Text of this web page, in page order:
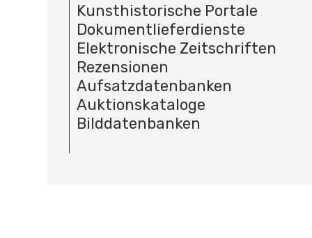
Kunsthistorische Portale
Dokumentlieferdienste
Elektronische Zeitschriften
Rezensionen
Aufsatzdatenbanken
Auktionskataloge
Bilddatenbanken